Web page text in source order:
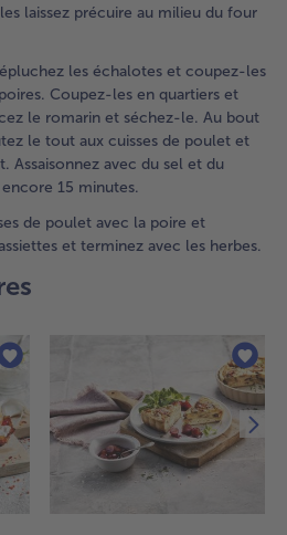
laissez précuire au milieu du four
les échalotes et coupez-les
Coupez-les en quartiers et
le romarin et séchez-le. Au bout
le tout aux cuisses de poulet et
Assaisonnez avec du sel et du
15 minutes.
de poulet avec la poire et
et terminez avec les herbes.